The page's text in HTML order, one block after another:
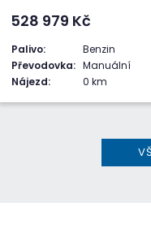
528 979 Kč
Palivo:
Benzin
Převodovka: Manuální
Nájezd:
0 km